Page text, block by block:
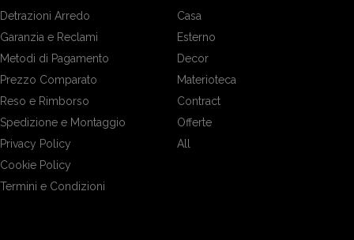
Detrazioni Arredo
Garanzia e Reclami
Metodi di Pagamento
Prezzo Comparato
Reso e Rimborso
Spedizione e Montaggio
Privacy Policy
Cookie Policy
Termini e Condizioni
Casa
Esterno
Decor
Materioteca
Contract
Offerte
All